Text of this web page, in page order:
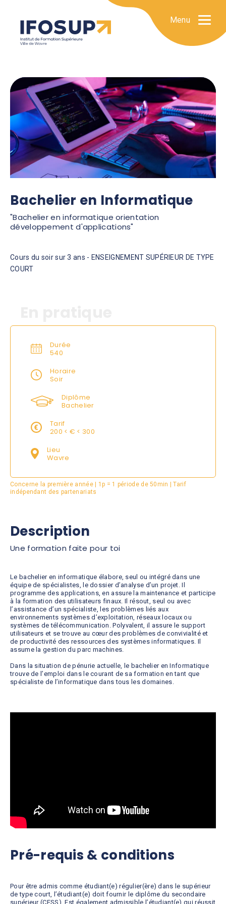
Menu
Bachelier en Informatique
"Bachelier en informatique orientation
développement d'applications"
Cours du soir sur 3 ans - ENSEIGNEMENT SUPÉRIEUR DE TYPE
COURT
Durée
540
Horaire
Soir
Diplôme
Bachelier
Tarif
200 < € < 300
Lieu
Wavre
Concerne la première année | 1p = 1 période de 50min | Tarif
indépendant des partenariats
Description
Une formation faite pour toi
Le bachelier en informatique élabore, seul ou intégré dans une
équipe de spécialistes, le dossier d’analyse d’un projet. Il
programme des applications, en assure la maintenance et participe
à la formation des utilisateurs finaux. Il résout, seul ou avec
l’assistance d’un spécialiste, les problèmes liés aux
environnements systèmes d’exploitation, réseaux locaux ou
systèmes de télécommunication. Polyvalent, il assure le support
utilisateurs et se trouve au cœur des problèmes de convivialité et
de productivité des ressources des systèmes informatiques. Il
assume la gestion du parc machines.
Dans la situation de pénurie actuelle, le bachelier en Informatique
trouve de l’emploi dans le courant de sa formation en tant que
spécialiste de l’informatique dans tous les domaines.
Pré-requis & conditions
Pour être admis comme étudiant(e) régulier(ère) dans le supérieur
de type court, l’étudiant(e) doit fournir le diplôme du secondaire
supérieur (CESS). Est également admissible l’étudiant(e) qui réussit